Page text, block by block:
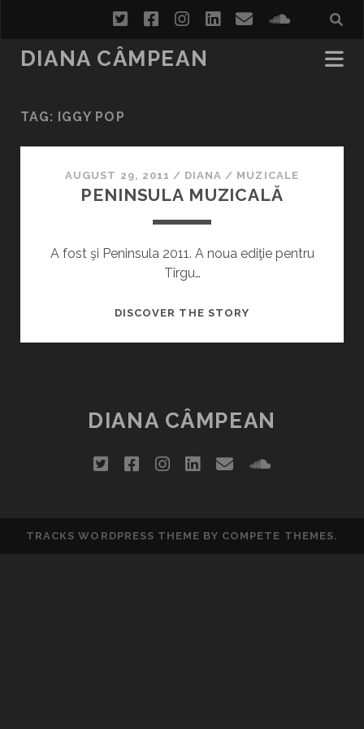
twitterfacebookinstagram
linkedin
email
DIANA CÂMPEAN
TAG: IGGY POP
AUGUST 29, 2011 / DIANA / MUZICALE
PENINSULA MUZICALĂ
A fost şi Peninsula 2011. A noua ediţie pentru
Tîrgu…
DISCOVER THE STORYPENINSULA
DIANA CÂMPEAN
twitterfacebookinstagram
linkedin
emailsoundcloud
TRACKS WORDPRESS THEME BY COMPETE THEMES.